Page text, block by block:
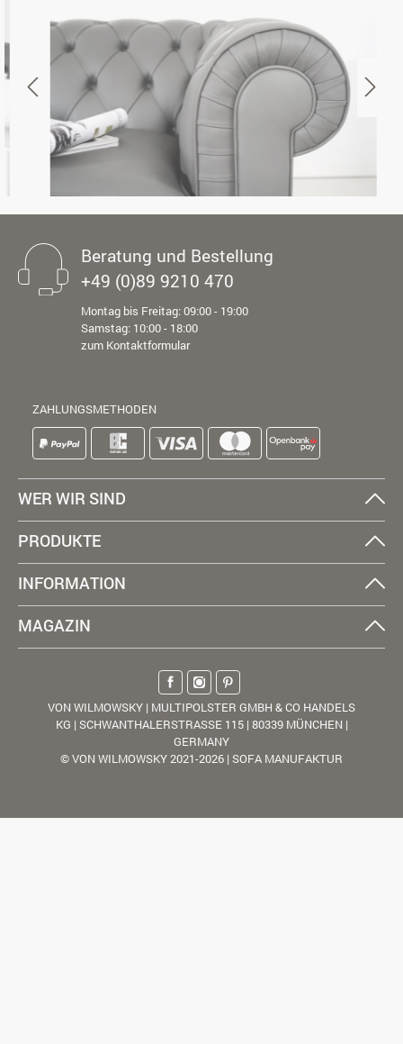
Beratung und Bestellung
+49 (0)89 9210 470
Montag bis Freitag: 09:00 - 19:00
Samstag: 10:00 - 18:00
zum Kontaktformular
ZAHLUNGSMETHODEN
WER WIR SIND
PRODUKTE
INFORMATION
MAGAZIN
VON WILMOWSKY | MULTIPOLSTER GMBH & CO HANDELS
KG | SCHWANTHALERSTRASSE 115 | 80339 MÜNCHEN |
GERMANY
© VON WILMOWSKY 2021-2026 | SOFA MANUFAKTUR